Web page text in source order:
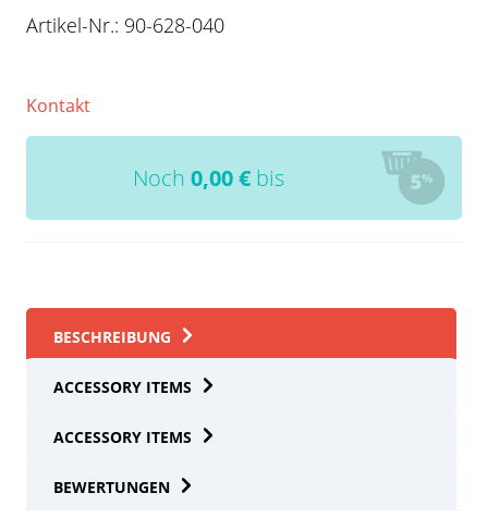
Artikel-Nr.: 90-628-040
Kontakt
Noch 0,00€ bis
BESCHREIBUNG
ACCESSORY ITEMS
ACCESSORY ITEMS
BEWERTUNGEN